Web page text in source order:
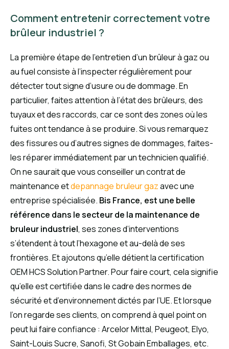
Comment entretenir correctement votre
brûleur industriel ?
La première étape de l’entretien d’un brûleur à gaz ou
au fuel consiste à l’inspecter régulièrement pour
détecter tout signe d’usure ou de dommage. En
particulier, faites attention à l’état des brûleurs, des
tuyaux et des raccords, car ce sont des zones où les
fuites ont tendance à se produire. Si vous remarquez
des fissures ou d’autres signes de dommages, faites-
les réparer immédiatement par un technicien qualifié.
On ne saurait que vous conseiller un contrat de
maintenance etdepannage bruleur gazavec une
entreprise spécialisée. Bis France, est une belle
référence dans le secteur de la maintenance de
bruleur industriel, ses zones d’interventions
s’étendent à tout l’hexagone et au-delà de ses
frontières. Et ajoutons qu’elle détient la certification
OEM HCS Solution Partner. Pour faire court, cela signifie
qu’elle est certifiée dans le cadre des normes de
sécurité et d’environnement dictés par l’UE. Et lorsque
l’on regarde ses clients, on comprend à quel point on
peut lui faire confiance : Arcelor Mittal, Peugeot, Elyo,
Saint-Louis Sucre, Sanofi, St Gobain Emballages, etc.